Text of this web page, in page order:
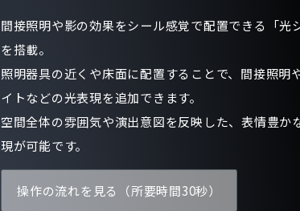
間接照明や影の効果をシール感覚で配置できる「光
を搭載。
照明器具の近くや床面に配置することで、間接照明
イトなどの光表現を追加できます。
空間全体の雰囲気や演出意図を反映した、表情豊か
現が可能です。
操作の流れを見る（所要時間30秒）